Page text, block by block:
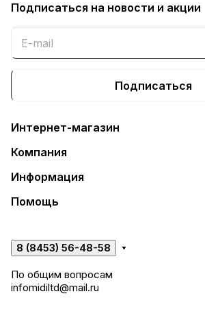
Подписаться на новости и акции
Подписаться
Интернет-магазин
Компания
Информация
Помощь
8 (8453) 56-48-58
По общим вопросам
infomidiltd@mail.ru